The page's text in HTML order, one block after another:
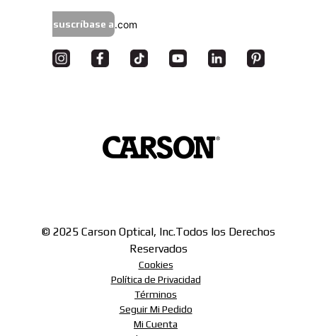
suscríbase a
© 2025 Carson Optical, Inc.Todos los Derechos
Reservados
Cookies
Política de Privacidad
Términos
Seguir Mi Pedido
Mi Cuenta